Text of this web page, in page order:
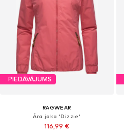
PIEDĀVĀJUMS
RAGWEAR
Āra jaka 'Dizzie'
116,99 €